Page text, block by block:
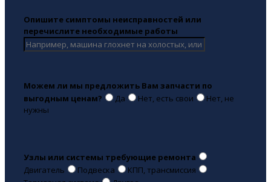
Опишите симптомы неисправностей или
перечислите необходимые работы
Можем ли мы предложить Вам запчасти по
выгодным ценам?
Да Нет, есть свои
Нет, не
нужны
Узлы или системы требующие ремонта
Двигатель
Подвеска
КПП, трансмиссия